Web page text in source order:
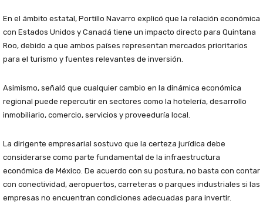
En el ámbito estatal, Portillo Navarro explicó que la relación económica
con Estados Unidos y Canadá tiene un impacto directo para Quintana
Roo, debido a que ambos países representan mercados prioritarios
para el turismo y fuentes relevantes de inversión.
Asimismo, señaló que cualquier cambio en la dinámica económica
regional puede repercutir en sectores como la hotelería, desarrollo
inmobiliario, comercio, servicios y proveeduría local.
La dirigente empresarial sostuvo que la certeza jurídica debe
considerarse como parte fundamental de la infraestructura
económica de México. De acuerdo con su postura, no basta con contar
con conectividad, aeropuertos, carreteras o parques industriales si las
empresas no encuentran condiciones adecuadas para invertir.